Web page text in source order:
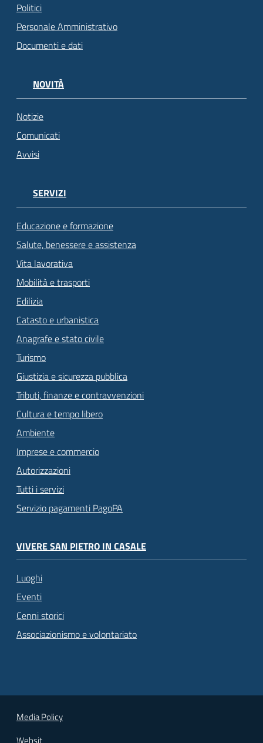
Politici
Personale Amministrativo
Documenti e dati
NOVITÀ
Notizie
Comunicati
Avvisi
SERVIZI
Educazione e formazione
Salute, benessere e assistenza
Vita lavorativa
Mobilità e trasporti
Edilizia
Catasto e urbanistica
Anagrafe e stato civile
Turismo
Giustizia e sicurezza pubblica
Tributi, finanze e contravvenzioni
Cultura e tempo libero
Ambiente
Imprese e commercio
Autorizzazioni
Tutti i servizi
Servizio pagamenti PagoPA
VIVERE SAN PIETRO IN CASALE
Luoghi
Eventi
Cenni storici
Associazionismo e volontariato
Media Policy